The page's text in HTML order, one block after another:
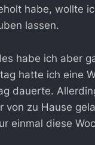
habe, wollte
lassen.
habe ich aber
hatte ich eine
dauerte.
von zu Hause
einmal diese